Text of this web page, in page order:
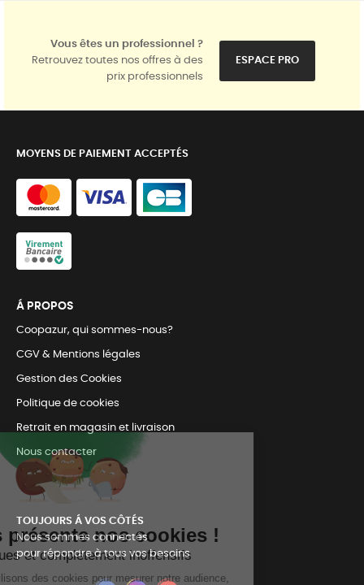
Vous êtes un professionnel ?
Retrouvez toutes nos offres à des
prix professionnels
ESPACE PRO
MOYENS DE PAIEMENT ACCEPTÉS
Á PROPOS
Coopazur, qui sommes-nous?
CGV & Mentions légales
Gestion des Cookies
Politique de cookies
Retrait en magasin et livraison
Nous contacter
TOUJOURS Á VOS CÔTÉS
Nous sommes connectés
pour répondre à tous vos besoins